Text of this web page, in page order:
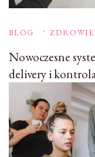
BLOG ZDROWIE
Nowoczesne
delivery i